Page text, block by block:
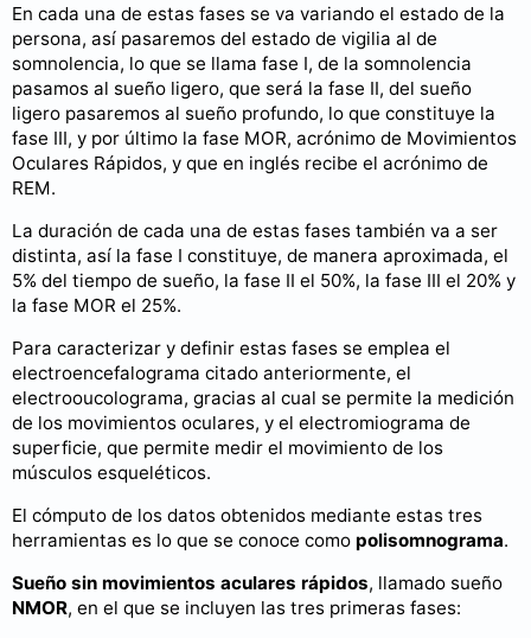
En cada una de estas fases se va variando el estado de la
persona, así pasaremos del estado de vigilia al de
somnolencia, lo que se llama fase I, de la somnolencia
pasamos al sueño ligero, que será la fase II, del sueño
ligero pasaremos al sueño profundo, lo que constituye la
fase III, y por último la fase MOR, acrónimo de Movimientos
Oculares Rápidos, y que en inglés recibe el acrónimo de
REM.
La duración de cada una de estas fases también va a ser
distinta, así la fase I constituye, de manera aproximada, el
5% del tiempo de sueño, la fase II el 50%, la fase III el 20% y
la fase MOR el 25%.
Para caracterizar y definir estas fases se emplea el
electroencefalograma citado anteriormente, el
electrooucolograma, gracias al cual se permite la medición
de los movimientos oculares, y el electromiograma de
superficie, que permite medir el movimiento de los
músculos esqueléticos.
El cómputo de los datos obtenidos mediante estas tres
herramientas es lo que se conoce como polisomnograma.
Sueño sin movimientos aculares rápidos, llamado sueño
NMOR, en el que se incluyen las tres primeras fases: